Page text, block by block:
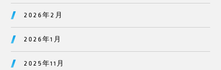
2026年2月
2026年1月
2025年11月